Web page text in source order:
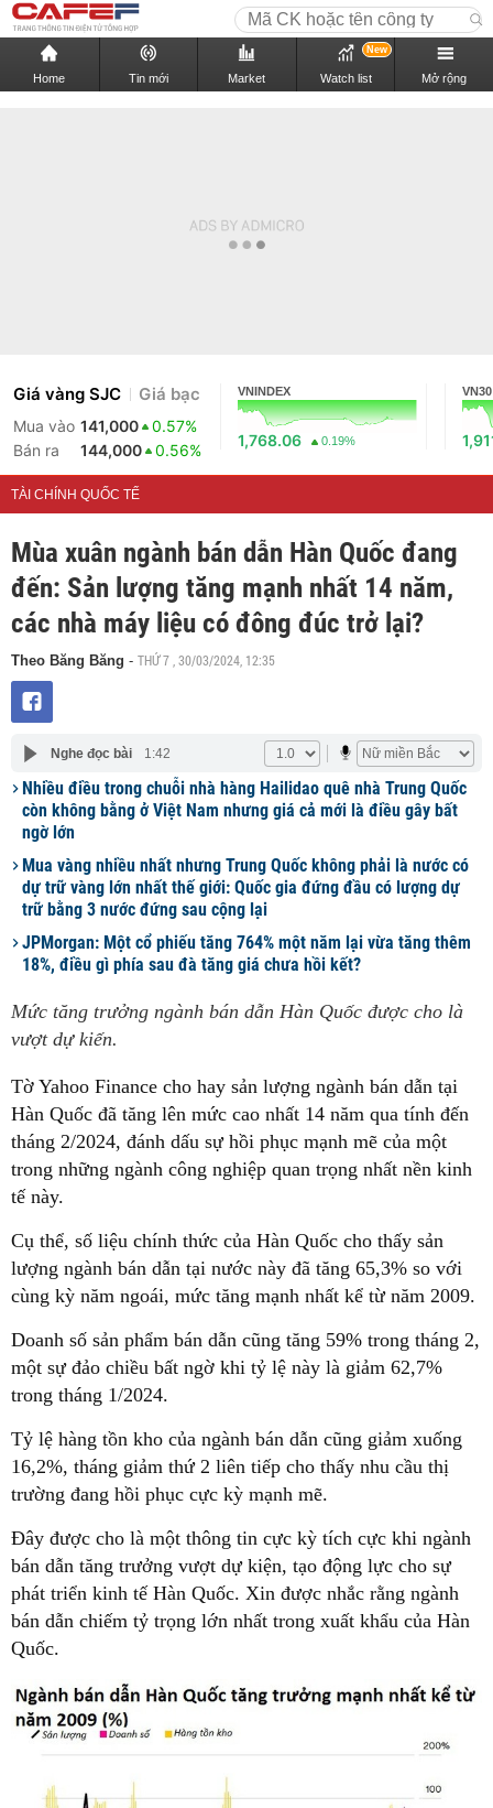
Home Tin mới Market Watch list
New
Mở rộng
Giá vàng SJC Giá bạc
Mua vào 141,000
0.57%
Bán ra
144,000 0.56%
VNINDEX
1,768.06 0.19%
VN30
TÀI CHÍNH QUỐC TẾ
Mùa xuân ngành bán dẫn Hàn Quốc đang
đến: Sản lượng tăng mạnh nhất 14 năm,
các nhà máy liệu có đông đúc trở lại?
Theo Băng Băng - THỨ 7 , 30/03/2024, 12:35
Nghe đọc bài 1:42
Nhiều điều trong chuỗi nhà hàng Hailidao quê nhà Trung Quốc
còn không bằng ở Việt Nam nhưng giá cả mới là điều gây bất
ngờ lớn
Mua vàng nhiều nhất nhưng Trung Quốc không phải là nước có
dự trữ vàng lớn nhất thế giới: Quốc gia đứng đầu có lượng dự
trữ bằng 3 nước đứng sau cộng lại
JPMorgan: Một cổ phiếu tăng 764% một năm lại vừa tăng thêm
18%, điều gì phía sau đà tăng giá chưa hồi kết?
Mức tăng trưởng ngành bán dẫn Hàn Quốc được cho là
vượt dự kiến.
Tờ Yahoo Finance cho hay sản lượng ngành bán dẫn tại
Hàn Quốc đã tăng lên mức cao nhất 14 năm qua tính đến
tháng 2/2024, đánh dấu sự hồi phục mạnh mẽ của một
trong những ngành công nghiệp quan trọng nhất nền kinh
tế này.
Cụ thể, số liệu chính thức của Hàn Quốc cho thấy sản
lượng ngành bán dẫn tại nước này đã tăng 65,3% so với
cùng kỳ năm ngoái, mức tăng mạnh nhất kể từ năm 2009.
Doanh số sản phẩm bán dẫn cũng tăng 59% trong tháng 2,
một sự đảo chiều bất ngờ khi tỷ lệ này là giảm 62,7%
trong tháng 1/2024.
Tỷ lệ hàng tồn kho của ngành bán dẫn cũng giảm xuống
16,2%, tháng giảm thứ 2 liên tiếp cho thấy nhu cầu thị
trường đang hồi phục cực kỳ mạnh mẽ.
Đây được cho là một thông tin cực kỳ tích cực khi ngành
bán dẫn tăng trưởng vượt dự kiện, tạo động lực cho sự
phát triển kinh tế Hàn Quốc. Xin được nhắc rằng ngành
bán dẫn chiếm tỷ trọng lớn nhất trong xuất khẩu của Hàn
Quốc.